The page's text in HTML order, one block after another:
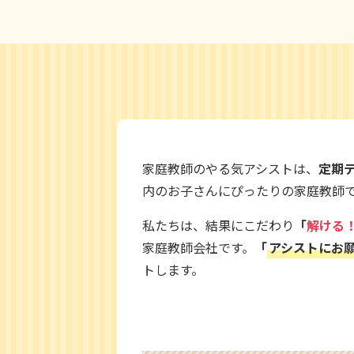
家庭教師のやる気アシストは、 定期
内のお子さんにぴったりの家庭教師
私たちは、結果にこだわり 「解ける
家庭教師会社です。
「アシストにお
トします。